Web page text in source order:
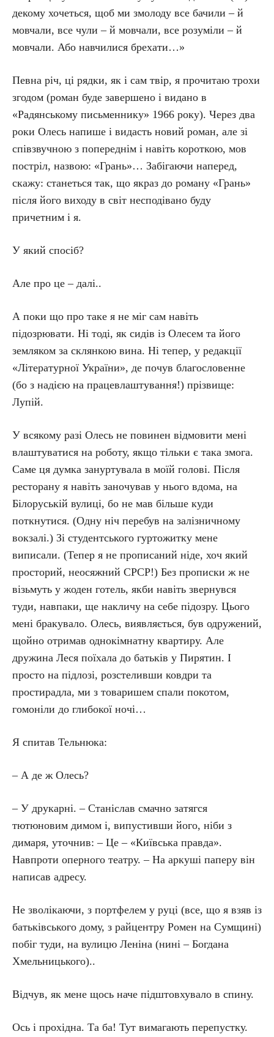
декому хочеться, щоб ми змолоду все бачили – й
мовчали, все чули – й мовчали, все розуміли – й
мовчали. Або навчилися брехати…»
Певна річ, ці рядки, як і сам твір, я прочитаю трохи
згодом (роман буде завершено і видано в
«Радянському письменнику» 1966 року). Через два
роки Олесь напише і видасть новий роман, але зі
співзвучною з попереднім і навіть короткою, мов
постріл, назвою: «Грань»… Забігаючи наперед,
скажу: станеться так, що якраз до роману «Грань»
після його виходу в світ несподівано буду
причетним і я.
У який спосіб?
Але про це – далі..
А поки що про таке я не міг сам навіть
підозрювати. Ні тоді, як сидів із Олесем та його
земляком за склянкою вина. Ні тепер, у редакції
«Літературної України», де почув благословенне
(бо з надією на працевлаштування!) прізвище:
Лупій.
У всякому разі Олесь не повинен відмовити мені
влаштуватися на роботу, якщо тільки є така змога.
Саме ця думка зануртувала в моїй голові. Після
ресторану я навіть заночував у нього вдома, на
Білоруській вулиці, бо не мав більше куди
поткнутися. (Одну ніч перебув на залізничному
вокзалі.) Зі студентського гуртожитку мене
виписали. (Тепер я не прописаний ніде, хоч який
просторий, неосяжний СРСР!) Без прописки ж не
візьмуть у жоден готель, якби навіть звернувся
туди, навпаки, ще накличу на себе підозру. Цього
мені бракувало. Олесь, виявляється, був одружений,
щойно отримав однокімнатну квартиру. Але
дружина Леся поїхала до батьків у Пирятин. І
просто на підлозі, розстеливши ковдри та
простирадла, ми з товаришем спали покотом,
гомоніли до глибокої ночі…
Я спитав Тельнюка:
– А де ж Олесь?
– У друкарні. – Станіслав смачно затягся
тютюновим димом і, випустивши його, ніби з
димаря, уточнив: – Це – «Київська правда».
Навпроти оперного театру. – На аркуші паперу він
написав адресу.
Не зволікаючи, з портфелем у руці (все, що я взяв із
батьківського дому, з райцентру Ромен на Сумщині)
побіг туди, на вулицю Леніна (нині – Богдана
Хмельницького)..
Відчув, як мене щось наче підштовхувало в спину.
Ось і прохідна. Та ба! Тут вимагають перепустку.